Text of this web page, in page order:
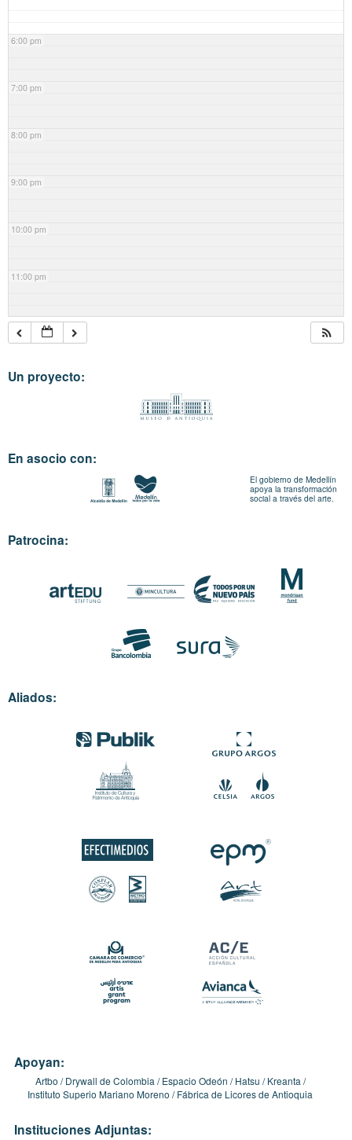
6:00 pm
7:00 pm
8:00 pm
9:00 pm
10:00 pm
11:00 pm
Un proyecto:
En asocio con:
El gobierno de Medellín
apoya la transformación
social a través del arte.
Patrocina:
Aliados:
Apoyan:
Artbo Drywall de Colombia Espacio Odeón Hatsu
Kreanta
Instituto Superio Mariano Moreno
Fábrica de Licores de Antioquia
Instituciones Adjuntas: